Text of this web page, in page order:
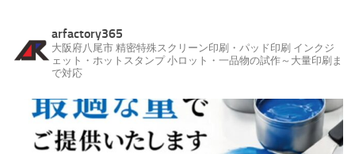
arfactory365
大阪府八尾市 精密特殊スクリーン印刷・パッド印刷 インクジ
ェット・ホットスタンプ小ロット・一品物の試作～大量印刷ま
で対応